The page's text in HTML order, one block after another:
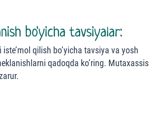
bo'yicha tavsiyalar:
qilish bo’yicha tavsiya va yosh
qadoqda ko’ring. Mutaxassis